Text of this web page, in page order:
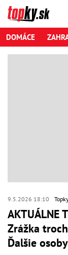
DOMÁCE
9.5.2026 18:10
AKTUÁLNE
Zrážka
Ďalšie